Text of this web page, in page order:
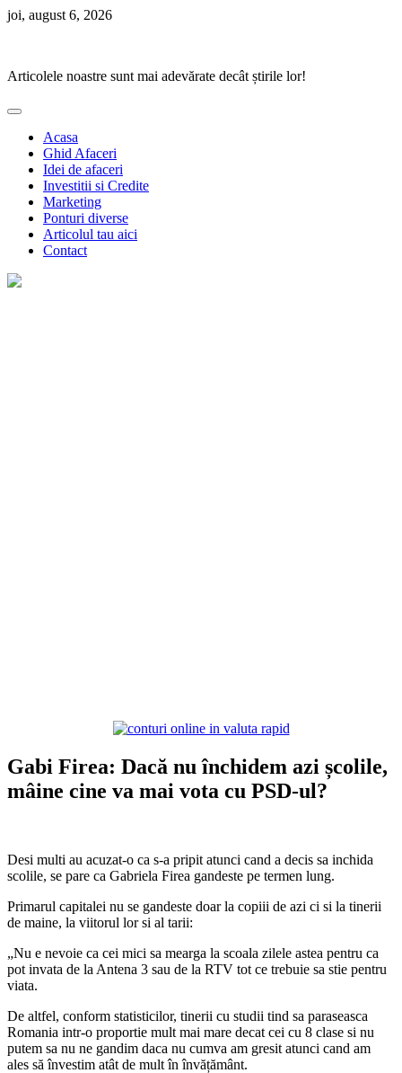
Skip
joi, august 6, 2026
Articolele noastre sunt mai adevărate decât știrile lor!
Acasa
Ghid Afaceri
Idei de afaceri
Investitii si Credite
Marketing
Ponturi diverse
Articolul tau aici
Contact
Gabi Firea: Dacă nu închidem azi școlile,
mâine cine va mai vota cu PSD-ul?
Desi multi au acuzat-o ca s-a pripit atunci cand a decis sa inchida
scolile, se pare ca Gabriela Firea gandeste pe termen lung.
Primarul capitalei nu se gandeste doar la copiii de azi ci si la tinerii
de maine, la viitorul lor si al tarii:
„Nu e nevoie ca cei mici sa mearga la scoala zilele astea pentru ca
pot invata de la Antena 3 sau de la RTV tot ce trebuie sa stie pentru
viata.
De altfel, conform statisticilor, tinerii cu studii tind sa paraseasca
Romania intr-o proportie mult mai mare decat cei cu 8 clase si nu
putem sa nu ne gandim daca nu cumva am gresit atunci cand am
ales să învestim atât de mult în învățământ.